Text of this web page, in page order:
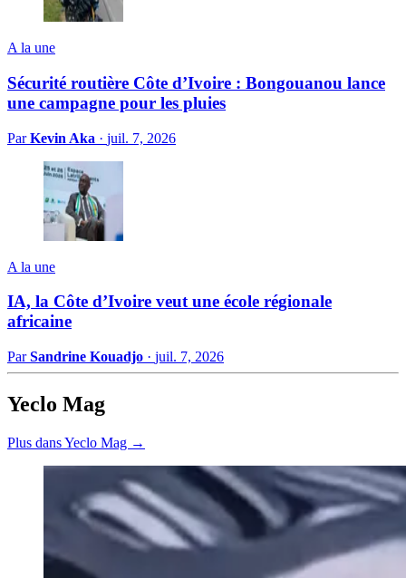
A la une
Sécurité routière Côte d’Ivoire : Bongouanou lance
une campagne pour les pluies
ParKevin Aka · juil. 7, 2026
A la une
IA, la Côte d’Ivoire veut une école régionale
africaine
ParSandrine Kouadjo · juil. 7, 2026
Yeclo Mag
Plus dans Yeclo Mag →